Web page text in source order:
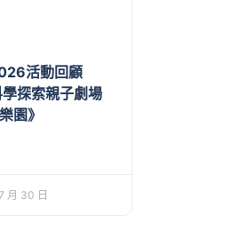
活動回顧
探索親子劇場
園》
月 30 日